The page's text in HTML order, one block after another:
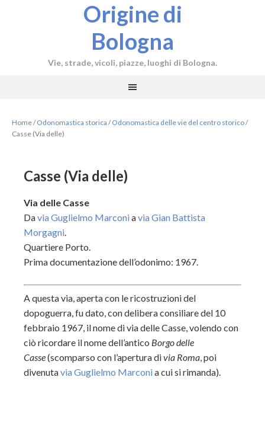
Origine di
Bologna
Vie, strade, vicoli, piazze, luoghi di Bologna.
Home/ Odonomastica storica / Odonomastica delle vie del centro storico/
Casse (Via delle)
Casse (Via delle)
Via delle Casse
Davia Guglielmo Marconiavia Gian Battista
Morgagni.
Quartiere Porto.
Prima documentazione dell’odonimo: 1967.
A questa via, aperta con le ricostruzioni del
dopoguerra, fu dato, con delibera consiliare del 10
febbraio 1967, il nome di via delle Casse, volendo con
ciò ricordare il nome dell’antico Borgo delle
Casse(scomparso con l’apertura divia Roma, poi
divenutavia Guglielmo Marconia cui si rimanda).